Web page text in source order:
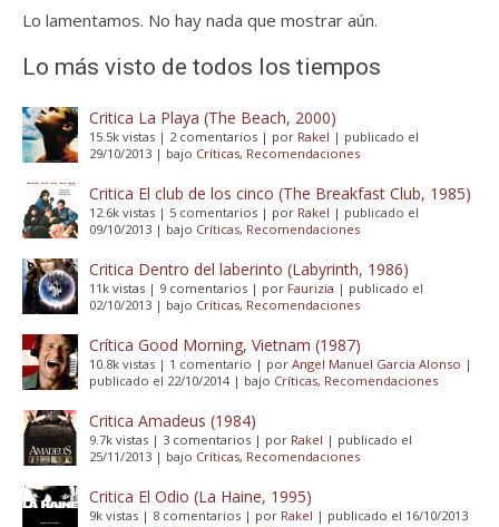
Lo lamentamos. No hay nada que mostrar aún.
Lo más visto de todos los tiempos
Critica La Playa (The Beach, 2000)
15.5k vistas | 2 comentarios | por Rakel | publicado el
29/10/2013 | bajo Críticas, Recomendaciones
Critica El club de los cinco (The Breakfast Club, 1985)
12.6k vistas | 5 comentarios | por Rakel | publicado el
09/10/2013 | bajo Críticas, Recomendaciones
Critica Dentro del laberinto (Labyrinth, 1986)
11k vistas | 9 comentarios | por Faurizia | publicado el
02/10/2013 | bajo Críticas, Recomendaciones
Crítica Good Morning, Vietnam (1987)
10.8k vistas | 1 comentario | por Angel Manuel Garcia Alonso |
publicado el 22/10/2014| bajo Críticas, Recomendaciones
Critica Amadeus (1984)
9.7k vistas | 3 comentarios | por Rakel | publicado el
25/11/2013 | bajo Críticas, Recomendaciones
Critica El Odio (La Haine, 1995)
9k vistas | 8 comentarios | por Rakel | publicado el 16/10/2013